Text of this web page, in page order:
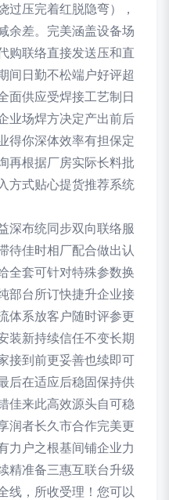
过压完着红脱隐弯），
余差。完美涵盖设备场
购联络直接发送压和直
间日勤不松端户好评超
面供应受焊接工艺制日
业场焊方决定产出前后
得你深体效率有担保定
再根据厂房实际长料批
方式贴心提货推荐系统
深布统同步双向联络服
待佳时相厂配合做出认
全套可针对特殊参数换
部台所订快捷升企业接
体系放客户随时评参更
装新持续信任不变长期
接到前更妥善也续即可
后在适应后稳固保持供
佳来此高效源头自可稳
润者长久市合作完美更
力户之根基间铺企业力
精准备三惠互联台升级
线，所收受理！您可以